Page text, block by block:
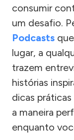
consumir
um desafio.
Podcasts
lugar, a
trazem
histórias
dicas
a maneira
enquanto